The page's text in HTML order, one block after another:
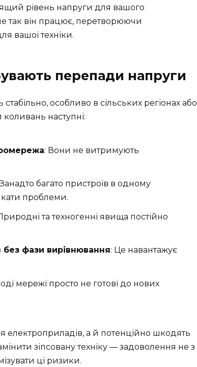
рівень напруги для вашого
так він працює, перетворюючи
вашої техніки.
перепади напруги
особливо в сільських регіонах або
наступні:
: Вони не витримують
багато пристроїв в одному
проблеми.
та техногенні явища постійно
фази вирівнювання: Це навантажує
мережі просто не готові до нових
електроприладів, а й потенційно шкодять
зіпсовану техніку — задоволення не з
ці ризики.